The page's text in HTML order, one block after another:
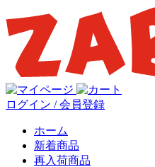
ログイン / 会員登録
ホーム
新着商品
再入荷商品